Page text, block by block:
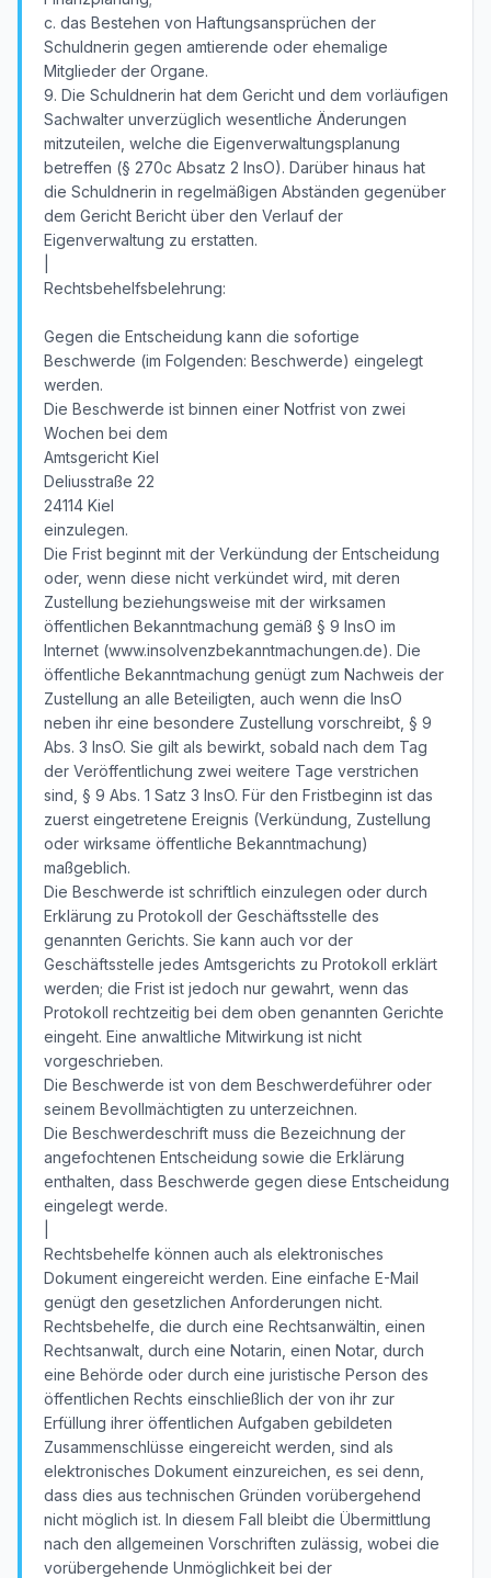
c. das Bestehen von Haftungsansprüchen der
Schuldnerin gegen amtierende oder ehemalige
Mitglieder der Organe.
9. Die Schuldnerin hat dem Gericht und dem vorläufigen
Sachwalter unverzüglich wesentliche Änderungen
mitzuteilen, welche die Eigenverwaltungsplanung
betreffen (§ 270c Absatz 2 InsO). Darüber hinaus hat
die Schuldnerin in regelmäßigen Abständen gegenüber
dem Gericht Bericht über den Verlauf der
Eigenverwaltung zu erstatten.
Rechtsbehelfsbelehrung:
Gegen die Entscheidung kann die sofortige
Beschwerde (im Folgenden: Beschwerde) eingelegt
werden.
Die Beschwerde ist binnen einer Notfrist von zwei
Wochen bei dem
Amtsgericht Kiel
Deliusstraße 22
24114 Kiel
einzulegen.
Die Frist beginnt mit der Verkündung der Entscheidung
oder, wenn diese nicht verkündet wird, mit deren
Zustellung beziehungsweise mit der wirksamen
öffentlichen Bekanntmachung gemäß § 9 InsO im
Internet (www.insolvenzbekanntmachungen.de). Die
öffentliche Bekanntmachung genügt zum Nachweis der
Zustellung an alle Beteiligten, auch wenn die InsO
neben ihr eine besondere Zustellung vorschreibt, § 9
Abs. 3 InsO. Sie gilt als bewirkt, sobald nach dem Tag
der Veröffentlichung zwei weitere Tage verstrichen
sind, § 9 Abs. 1 Satz 3 InsO. Für den Fristbeginn ist das
zuerst eingetretene Ereignis (Verkündung, Zustellung
oder wirksame öffentliche Bekanntmachung)
maßgeblich.
Die Beschwerde ist schriftlich einzulegen oder durch
Erklärung zu Protokoll der Geschäftsstelle des
genannten Gerichts. Sie kann auch vor der
Geschäftsstelle jedes Amtsgerichts zu Protokoll erklärt
werden; die Frist ist jedoch nur gewahrt, wenn das
Protokoll rechtzeitig bei dem oben genannten Gerichte
eingeht. Eine anwaltliche Mitwirkung ist nicht
vorgeschrieben.
Die Beschwerde ist von dem Beschwerdeführer oder
seinem Bevollmächtigten zu unterzeichnen.
Die Beschwerdeschrift muss die Bezeichnung der
angefochtenen Entscheidung sowie die Erklärung
enthalten, dass Beschwerde gegen diese Entscheidung
eingelegt werde.
Rechtsbehelfe können auch als elektronisches
Dokument eingereicht werden. Eine einfache E-Mail
genügt den gesetzlichen Anforderungen nicht.
Rechtsbehelfe, die durch eine Rechtsanwältin, einen
Rechtsanwalt, durch eine Notarin, einen Notar, durch
eine Behörde oder durch eine juristische Person des
öffentlichen Rechts einschließlich der von ihr zur
Erfüllung ihrer öffentlichen Aufgaben gebildeten
Zusammenschlüsse eingereicht werden, sind als
elektronisches Dokument einzureichen, es sei denn,
dass dies aus technischen Gründen vorübergehend
nicht möglich ist. In diesem Fall bleibt die Übermittlung
nach den allgemeinen Vorschriften zulässig, wobei die
vorübergehende Unmöglichkeit bei der